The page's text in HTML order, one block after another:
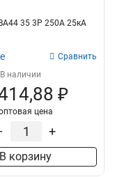
35 3Р 250А 25кА
Сравнить
В наличии
₽
цена
+
В корзину